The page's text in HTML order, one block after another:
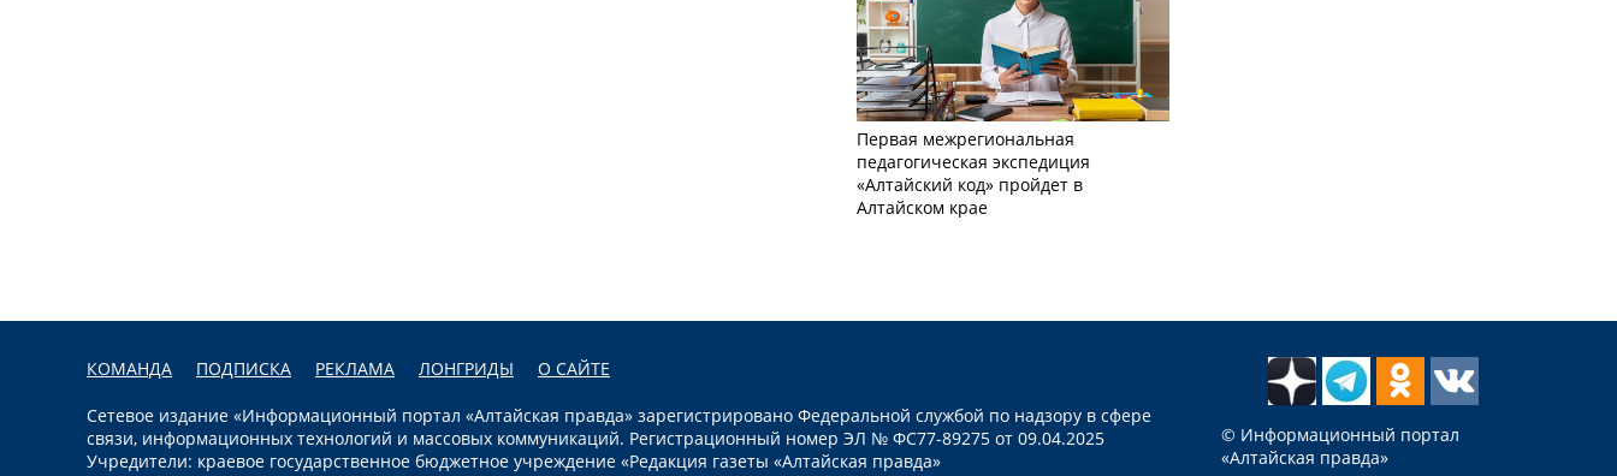
Первая межрегиональная
педагогическая экспедиция
«Алтайский код» пройдет в
Алтайском крае
КОМАНДА ПОДПИСКА РЕКЛАМА ЛОНГРИДЫ О САЙТЕ
Сетевое издание «Информационный портал «Алтайская правда» зарегистрировано Федеральной службой по надзору в сфере
связи, информационных технологий и массовых коммуникаций. Регистрационный номер ЭЛ № ФС77-89275 от 09.04.2025
Учредители: краевое государственное бюджетное учреждение «Редакция газеты «Алтайская правда»
© Информационный портал
«Алтайская правда»